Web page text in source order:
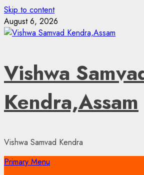
Skip to content
August 6, 2026
Vishwa
Kendra,Assam
Vishwa Samvad Kendra
Primary Menu